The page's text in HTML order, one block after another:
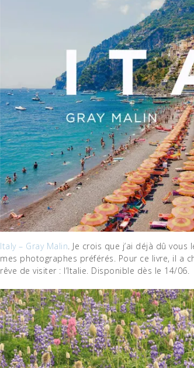
Italy – Gray Malin. Je crois que j’ai déjà dû
mes photographes préférés. Pour ce livre, il a
rêve de visiter : l’Italie. Disponible dès le 14/06.